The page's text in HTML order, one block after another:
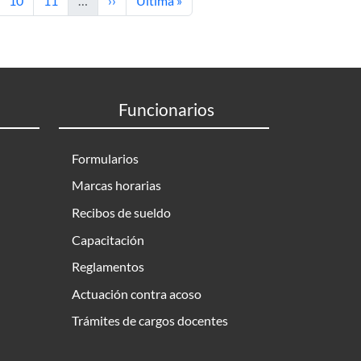
Funcionarios
Formularios
Marcas horarias
Recibos de sueldo
Capacitación
Reglamentos
Actuación contra acoso
Trámites de cargos docentes